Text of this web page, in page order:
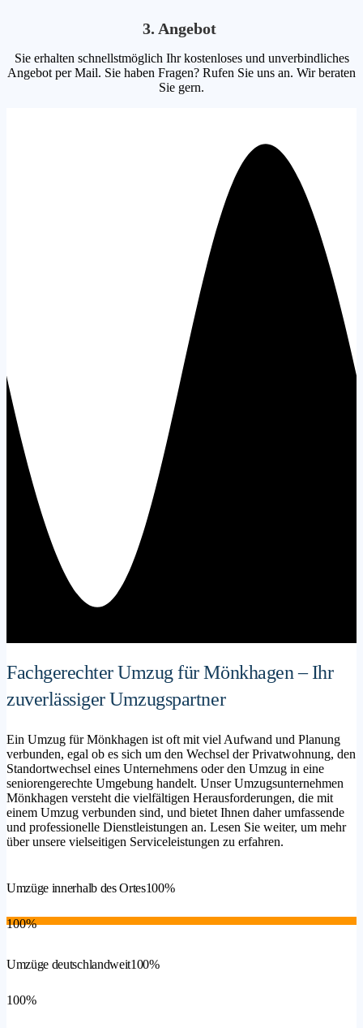
3. Angebot
Sie erhalten schnellstmöglich Ihr kostenloses und unverbindliches
Angebot per Mail. Sie haben Fragen? Rufen Sie uns an. Wir beraten
Sie gern.
Fachgerechter Umzug für Mönkhagen – Ihr
zuverlässiger Umzugspartner
Ein Umzug für Mönkhagen ist oft mit viel Aufwand und Planung
verbunden, egal ob es sich um den Wechsel der Privatwohnung, den
Standortwechsel eines Unternehmens oder den Umzug in eine
seniorengerechte Umgebung handelt. Unser Umzugsunternehmen
Mönkhagen versteht die vielfältigen Herausforderungen, die mit
einem Umzug verbunden sind, und bietet Ihnen daher umfassende
und professionelle Dienstleistungen an. Lesen Sie weiter, um mehr
über unsere vielseitigen Serviceleistungen zu erfahren.
Umzüge innerhalb des Ortes100%
100%
Umzüge deutschlandweit100%
100%